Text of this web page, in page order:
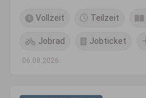
Vollzeit Teilzeit
Jobrad Jobticket
06.08.2026